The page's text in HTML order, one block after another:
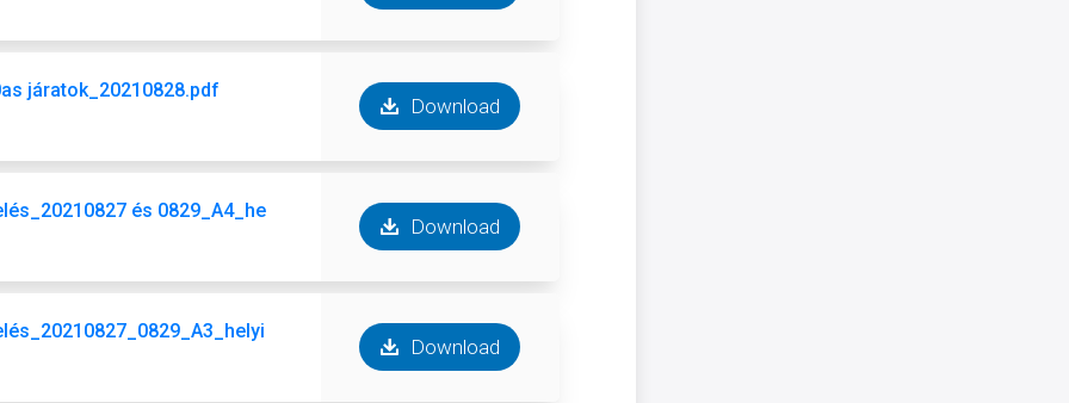
járatok_20210828.pdf
Download
és 0829_A4_helyi.pdf
Download
Download